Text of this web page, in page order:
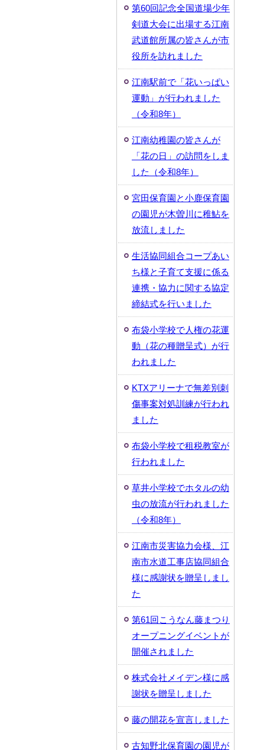
第60回記念全国道場少年
剣道大会に出場する江南
武道館所属の皆さんが市
役所を訪れました
江南駅前で「花いっぱい
運動」が行われました
（令和8年）
江南幼稚園の皆さんが
「花の日」の訪問をしま
した（令和8年）
宮田保育園と小鹿保育園
の園児が木曽川に稚鮎を
放流しました
生活協同組合コープあい
ち様と子育て支援に係る
連携・協力に関する協定
締結式を行いました
布袋小学校で人権の花運
動（花の種贈呈式）が行
われました
KTXアリーナで無差別刺
傷事案対処訓練が行われ
ました
布袋小学校で租税教室が
行われました
草井小学校でホタルの幼
虫の放流が行われました
（令和8年）
江南市災害協力会様、江
南市水道工事店協同組合
様に感謝状を贈呈しまし
た
第61回こうなん藤まつり
オープニングイベントが
開催されました
株式会社メイデン様に感
謝状を贈呈しました
藤の開花を宣言しました
古知野北保育園の園児が